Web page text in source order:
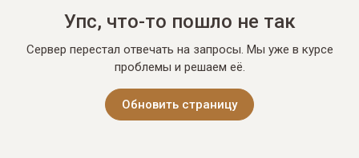
Упс, что-то пошло не так
Сервер перестал отвечать на запросы. Мы уже в курсе
проблемы и решаем её.
Обновить страницу